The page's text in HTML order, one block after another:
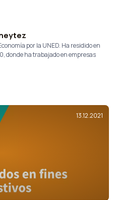
por la UNED. Ha residido en
donde ha trabajado en empresas
13.12.2021